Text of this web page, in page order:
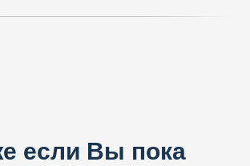
если Вы пока